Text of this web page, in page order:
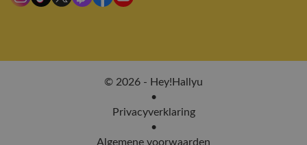
© 2026 - Hey!Hallyu
•
Privacyverklaring
•
Algemene voorwaarden